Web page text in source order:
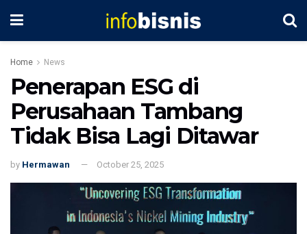
Home News
Penerapan ESG di
Perusahaan Tambang
Tidak Bisa Lagi Ditawar
by Hermawan October 25, 2025